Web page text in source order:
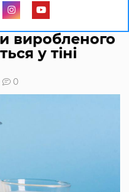
виробленого
у тіні
0